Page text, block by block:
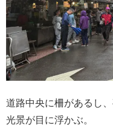
道路中央に柵があるし
光景が目に浮かぶ。